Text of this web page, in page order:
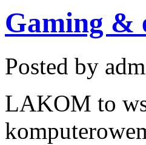
Gaming &
Posted by
LAKOM to